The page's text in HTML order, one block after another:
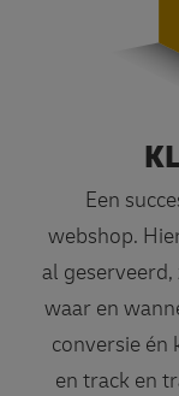
Een
webshop.
al
waar en
conversie én
en track en